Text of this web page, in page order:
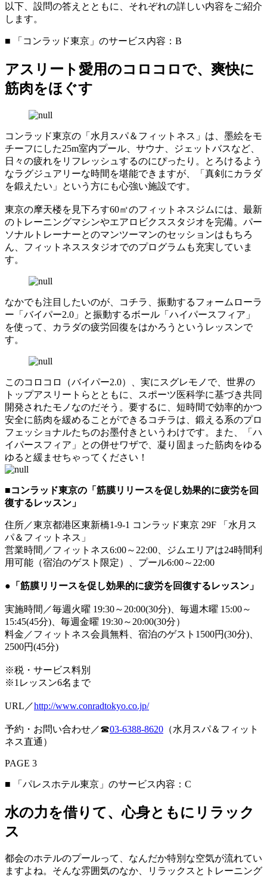
以下、設問の答えとともに、それぞれの詳しい内容をご紹介
します。
■ 「コンラッド東京」のサービス内容：B
アスリート愛用のコロコロで、爽快に
筋肉をほぐす
コンラッド東京の「水月スパ＆フィットネス」は、墨絵をモ
チーフにした25m室内プール、サウナ、ジェットバスなど、
日々の疲れをリフレッシュするのにぴったり。とろけるよう
なラグジュアリーな時間を堪能できますが、「真剣にカラダ
を鍛えたい」という方にも心強い施設です。
東京の摩天楼を見下ろす60㎡のフィットネスジムには、最新
のトレーニングマシンやエアロビクススタジオを完備。パー
ソナルトレーナーとのマンツーマンのセッションはもちろ
ん、フィットネススタジオでのプログラムも充実していま
す。
なかでも注目したいのが、コチラ、振動するフォームローラ
ー「バイパー2.0」と振動するボール「ハイパースフィア」
を使って、カラダの疲労回復をはかろうというレッスンで
す。
このコロコロ（バイパー2.0）、実にスグレモノで、世界の
トップアスリートらとともに、スポーツ医科学に基づき共同
開発されたモノなのだそう。要するに、短時間で効率的かつ
安全に筋肉を緩めることができるコチラは、鍛える系のプロ
フェッショナルたちのお墨付きというわけです。また、「ハ
イパースフィア」との併せワザで、凝り固まった筋肉をゆる
ゆると緩ませちゃってください！
■コンラッド東京の「筋膜リリースを促し効果的に疲労を回
復するレッスン」
住所／東京都港区東新橋1-9-1 コンラッド東京 29F 「水月ス
パ＆フィットネス」
営業時間／フィットネス6:00～22:00、ジムエリアは24時間利
用可能（宿泊のゲスト限定）、プール6:00～22:00
● 「筋膜リリースを促し効果的に疲労を回復するレッスン」
実施時間／毎週火曜 19:30～20:00(30分)、毎週木曜 15:00～
15:45(45分)、毎週金曜 19:30～20:00(30分）
料金／フィットネス会員無料、宿泊のゲスト1500円(30分)、
2500円(45分)
※税・サービス料別
※1レッスン6名まで
URL／http://www.conradtokyo.co.jp/
予約・お問い合わせ／☎︎03-6388-8620 （水月スパ＆フィット
ネス直通）
PAGE 3
■ 「パレスホテル東京」のサービス内容：C
水の力を借りて、心身ともにリラック
ス
都会のホテルのプールって、なんだか特別な空気が流れてい
ますよね。そんな雰囲気のなか、リラックスとトレーニング